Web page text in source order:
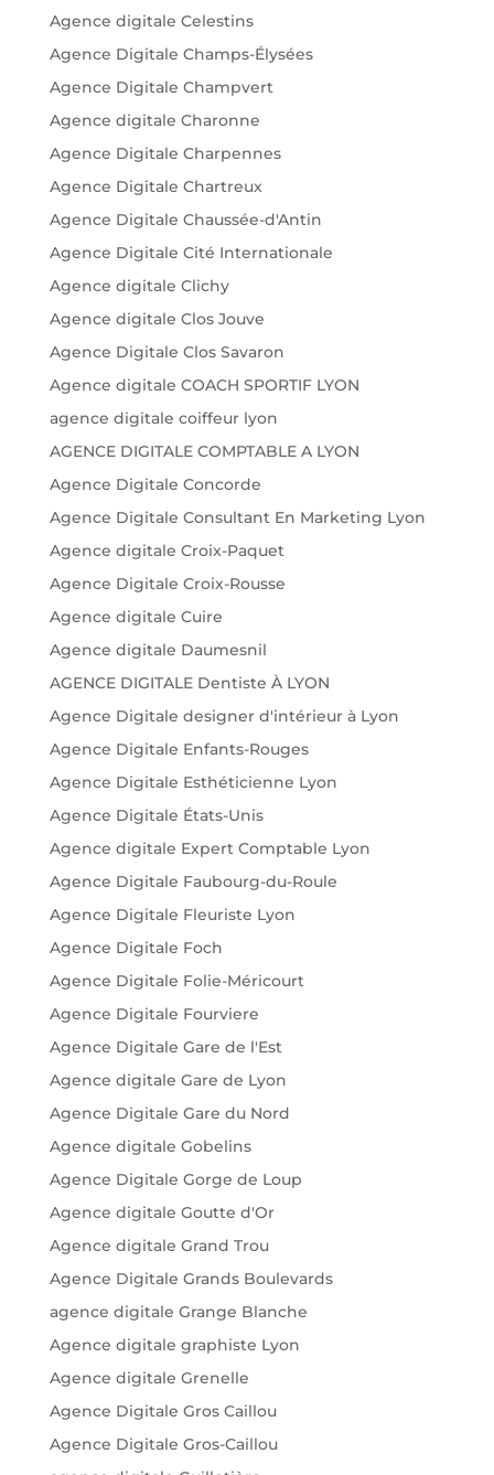
Agence digitale Celestins
Agence Digitale Champs-Élysées
Agence Digitale Champvert
Agence digitale Charonne
Agence Digitale Charpennes
Agence Digitale Chartreux
Agence Digitale Chaussée-d'Antin
Agence Digitale Cité Internationale
Agence digitale Clichy
Agence digitale Clos Jouve
Agence Digitale Clos Savaron
Agence digitale COACH SPORTIF LYON
agence digitale coiffeur lyon
AGENCE DIGITALE COMPTABLE A LYON
Agence Digitale Concorde
Agence Digitale Consultant En Marketing Lyon
Agence digitale Croix-Paquet
Agence Digitale Croix-Rousse
Agence digitale Cuire
Agence digitale Daumesnil
AGENCE DIGITALE Dentiste À LYON
Agence Digitale designer d'intérieur à Lyon
Agence Digitale Enfants-Rouges
Agence Digitale Esthéticienne Lyon
Agence Digitale États-Unis
Agence digitale Expert Comptable Lyon
Agence Digitale Faubourg-du-Roule
Agence Digitale Fleuriste Lyon
Agence Digitale Foch
Agence Digitale Folie-Méricourt
Agence Digitale Fourviere
Agence Digitale Gare de l'Est
Agence digitale Gare de Lyon
Agence Digitale Gare du Nord
Agence digitale Gobelins
Agence Digitale Gorge de Loup
Agence digitale Goutte d'Or
Agence digitale Grand Trou
Agence Digitale Grands Boulevards
agence digitale Grange Blanche
Agence digitale graphiste Lyon
Agence digitale Grenelle
Agence Digitale Gros Caillou
Agence Digitale Gros-Caillou